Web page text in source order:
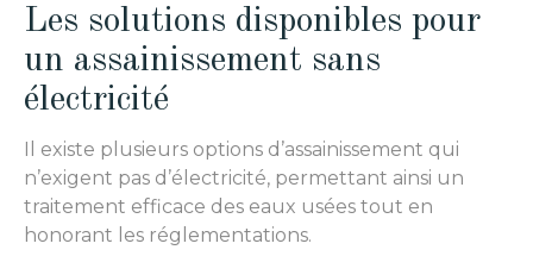
Les solutions disponibles pour
un assainissement sans
électricité
Il existe plusieurs options d’assainissement qui
n’exigent pas d’électricité, permettant ainsi un
traitement efficace des eaux usées tout en
honorant les réglementations.